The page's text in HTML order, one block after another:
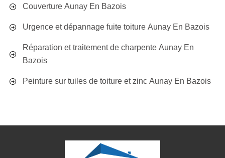
Couverture Aunay En Bazois
Urgence et dépannage fuite toiture Aunay En Bazois
Réparation et traitement de charpente Aunay En
Bazois
Peinture sur tuiles de toiture et zinc Aunay En Bazois